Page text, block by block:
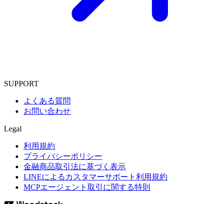
SUPPORT
よくある質問
お問い合わせ
Legal
利用規約
プライバシーポリシー
金融商品取引法に基づく表示
LINEによるカスタマーサポート利用規約
MCPエージェント取引に関する特則